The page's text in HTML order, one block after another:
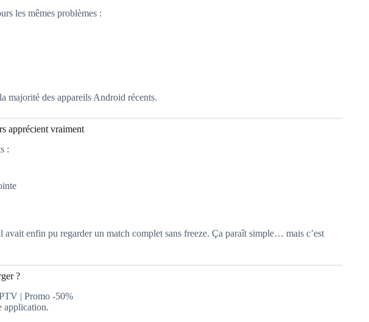
les mêmes problèmes :
majorité des appareils Android récents.
apprécient vraiment
:
avait enfin pu regarder un match complet sans freeze. Ça paraît simple… mais c’est
?
application.